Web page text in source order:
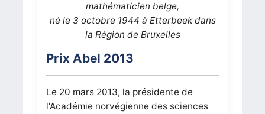
mathématicien belge,
né le 3 octobre 1944 à Etterbeek dans
la Région de Bruxelles
Prix Abel 2013
Le 20 mars 2013, la présidente de
l'Académie norvégienne des sciences